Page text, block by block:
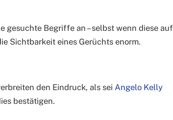
gesuchte Begriffe an – selbst wenn diese auf
Sichtbarkeit eines Gerüchts enorm.
den Eindruck, als sei Angelo Kelly
bestätigen.